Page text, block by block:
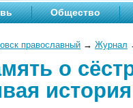
Общество
православный → Журнал
о